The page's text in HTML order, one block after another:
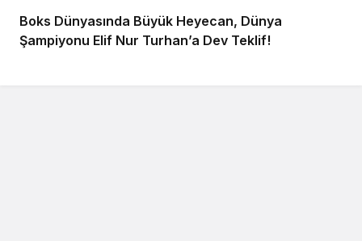
Boks Dünyasında Büyük Heyecan, Dünya
Şampiyonu Elif Nur Turhan’a Dev Teklif!